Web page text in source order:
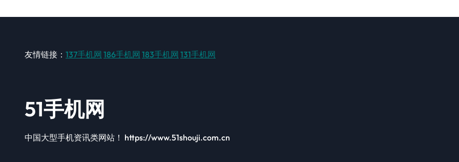
友情链接： 137手机网 186手机网 183手机网 131手机网
51手机网
中国大型手机资讯类网站！ https://www.51shouji.com.cn